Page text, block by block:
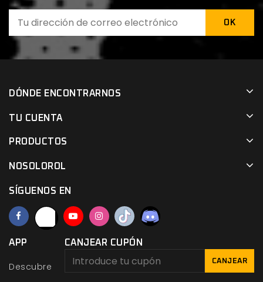
DÓNDE ENCONTRARNOS
TU CUENTA
PRODUCTOS
NOSOLOROL
SÍGUENOS EN
APP
Descubre
CANJEAR CUPÓN
CANJEAR